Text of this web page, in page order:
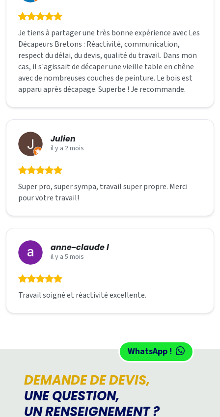
Je tiens à partager une très bonne expérience avec Les
Décapeurs Bretons : Réactivité, communication,
respect du délai, du devis, qualité du travail. Dans mon
cas, il s'agissait de décaper une vieille table en chêne
avec de nombreuses couches de peinture. Le bois est
apparu après décapage. Superbe ! Je recommande.
Julien
il y a 2 mois
Super pro, super sympa, travail super propre. Merci
pour votre travail!
anne-claude l
il y a 5 mois
Travail soigné et réactivité excellente.
DEMANDE DE DEVIS,
UNE QUESTION,
UN RENSEIGNEMENT ?
WhatsApp !